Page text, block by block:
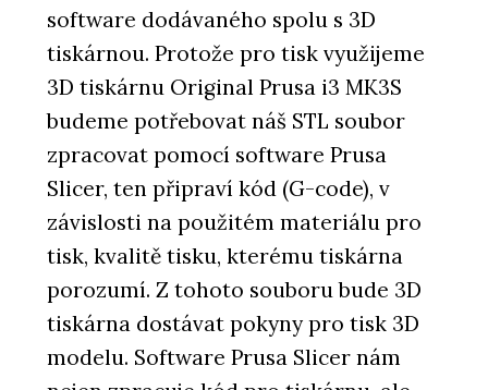
software dodávaného spolu s 3D
tiskárnou. Protože pro tisk využijeme
3D tiskárnu Original Prusa i3 MK3S
budeme potřebovat náš STL soubor
zpracovat pomocí software Prusa
Slicer, ten připraví kód (G-code), v
závislosti na použitém materiálu pro
tisk, kvalitě tisku, kterému tiskárna
porozumí. Z tohoto souboru bude 3D
tiskárna dostávat pokyny pro tisk 3D
modelu. Software Prusa Slicer nám